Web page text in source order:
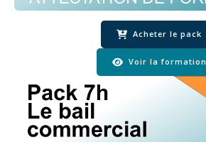
Acheter le pack
Voir la formation